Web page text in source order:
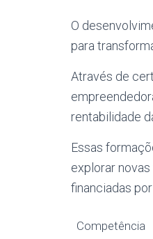
O
para
Através de
rentabilidade
Essas
explorar
financiadas
Competência